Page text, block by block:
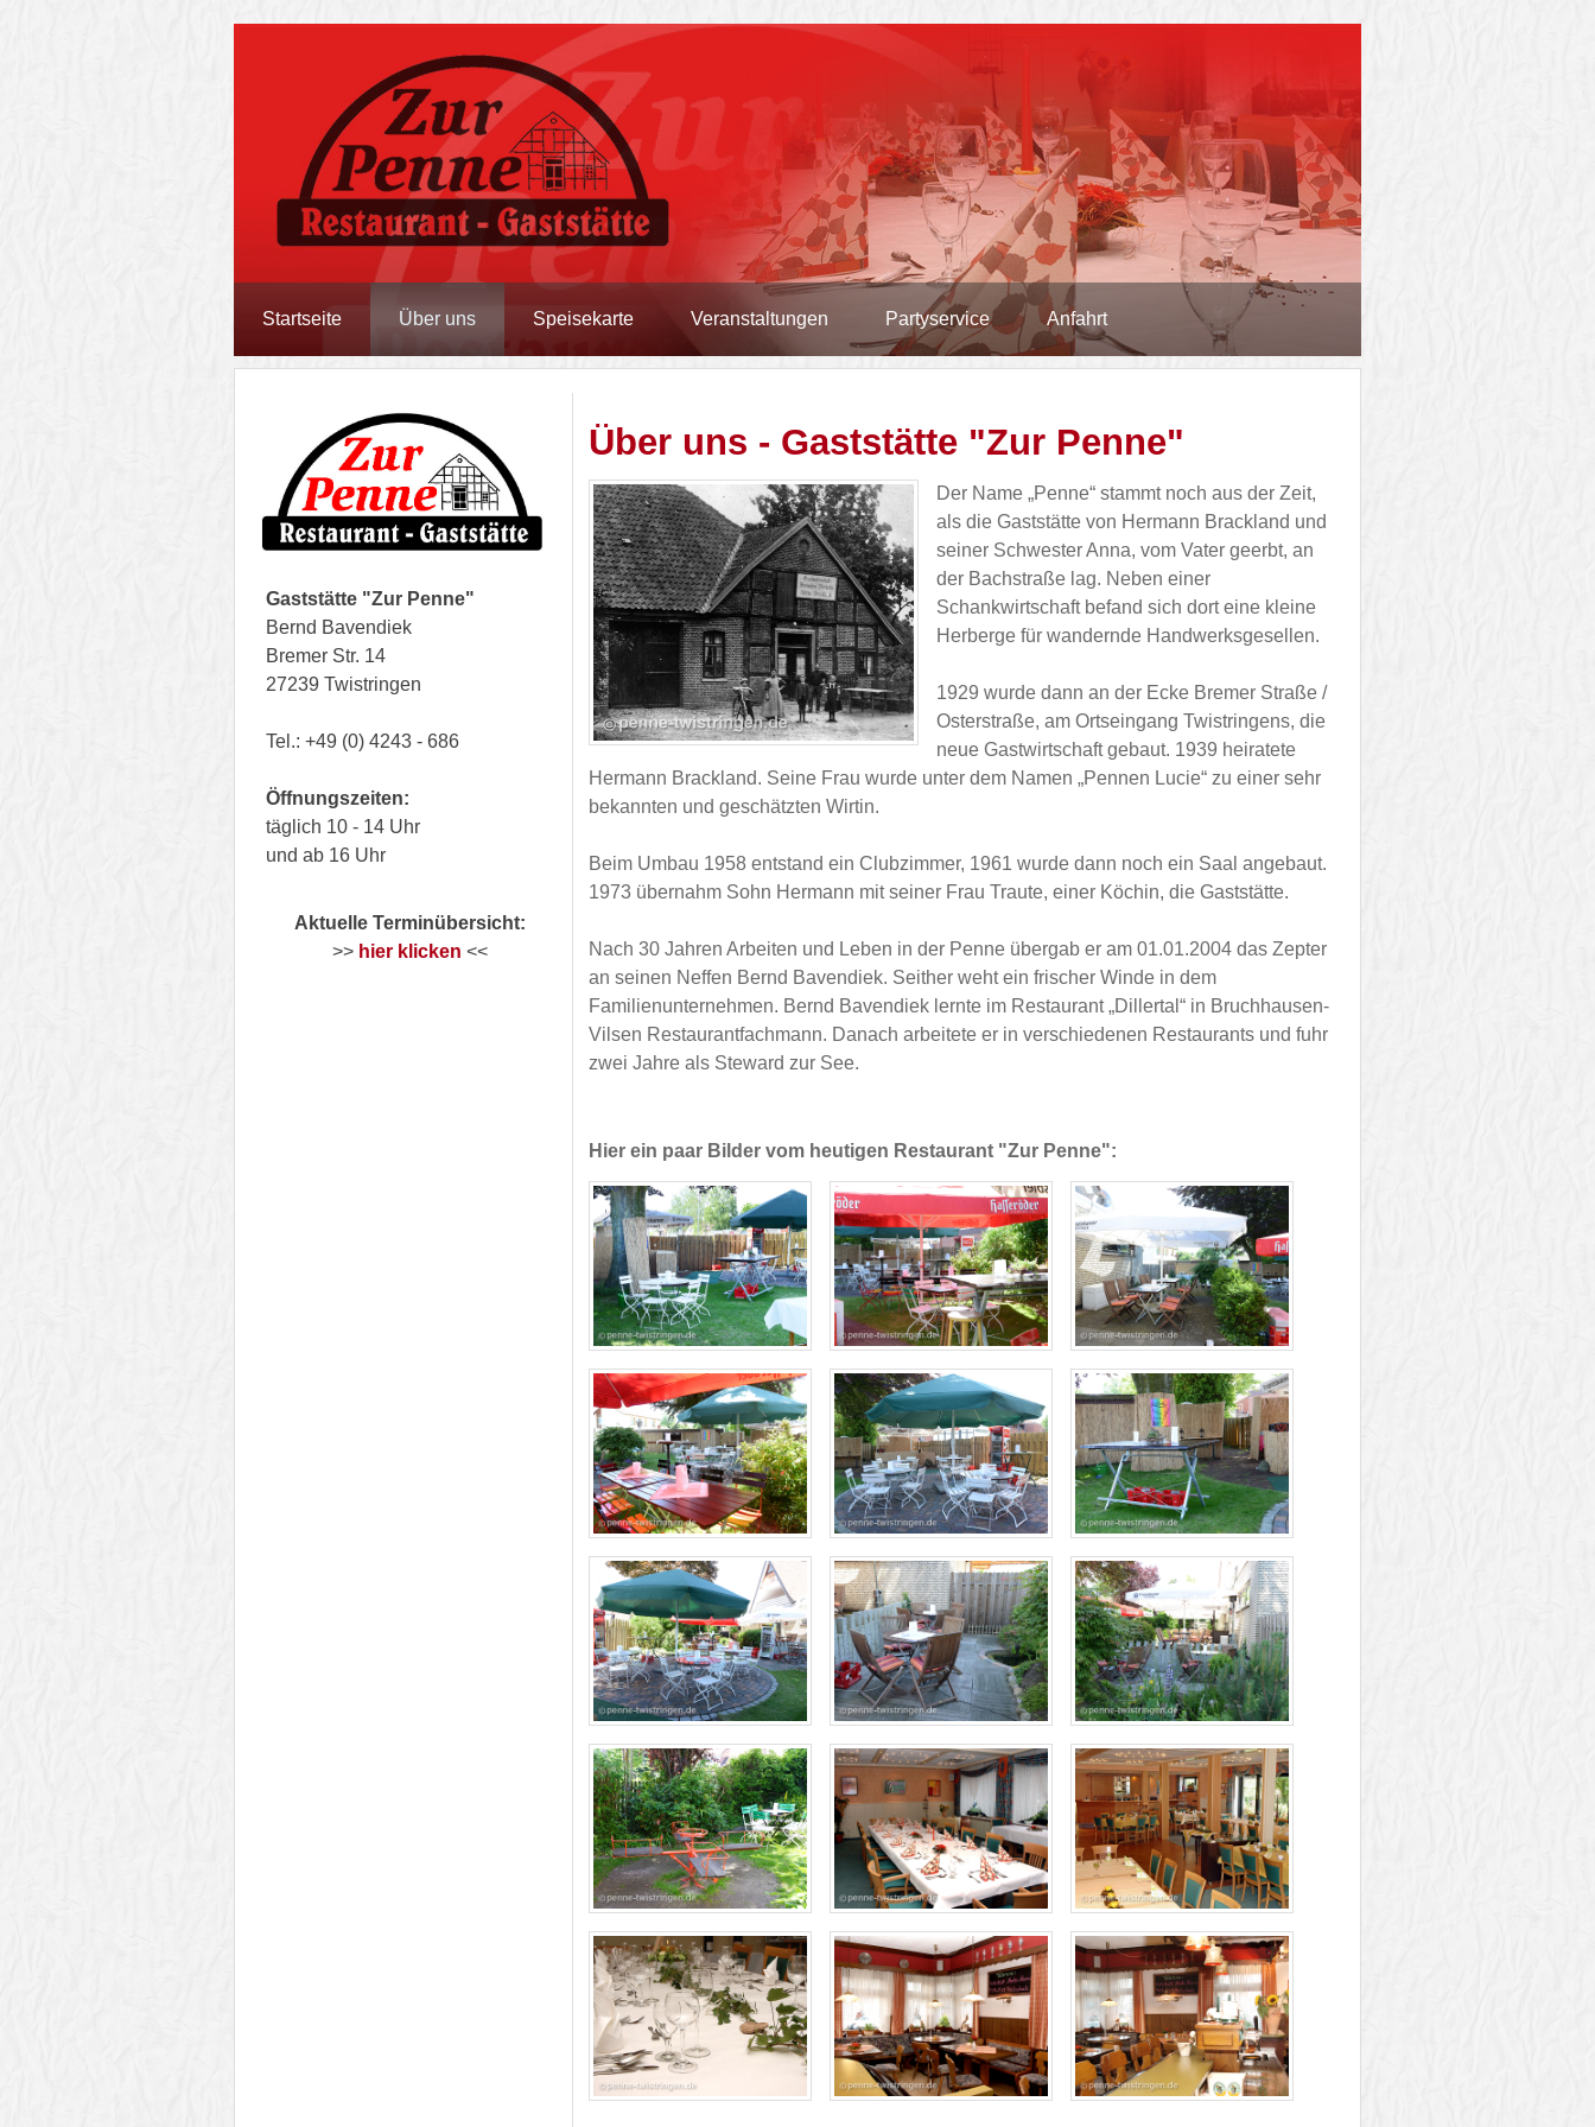
Startseite Über uns Speisekarte Veranstaltungen Partyservice Anfahrt
Gaststätte "Zur Penne"
Bernd Bavendiek
Bremer Str. 14
27239 Twistringen
Tel.: +49 (0) 4243 - 686
Öffnungszeiten:
täglich 10 - 14 Uhr
und ab 16 Uhr
Aktuelle Terminübersicht:
>> hier klicken <<
Über uns - Gaststätte "Zur Penne"
Der Name „Penne“ stammt noch aus der Zeit,
als die Gaststätte von Hermann Brackland und
seiner Schwester Anna, vom Vater geerbt, an
der Bachstraße lag. Neben einer
Schankwirtschaft befand sich dort eine kleine
Herberge für wandernde Handwerksgesellen.
1929 wurde dann an der Ecke Bremer Straße /
Osterstraße, am Ortseingang Twistringens, die
neue Gastwirtschaft gebaut. 1939 heiratete
Hermann Brackland. Seine Frau wurde unter dem Namen „Pennen Lucie“ zu einer sehr
bekannten und geschätzten Wirtin.
Beim Umbau 1958 entstand ein Clubzimmer, 1961 wurde dann noch ein Saal angebaut.
1973 übernahm Sohn Hermann mit seiner Frau Traute, einer Köchin, die Gaststätte.
Nach 30 Jahren Arbeiten und Leben in der Penne übergab er am 01.01.2004 das Zepter
an seinen Neffen Bernd Bavendiek. Seither weht ein frischer Winde in dem
Familienunternehmen. Bernd Bavendiek lernte im Restaurant „Dillertal“ in Bruchhausen-
Vilsen Restaurantfachmann. Danach arbeitete er in verschiedenen Restaurants und fuhr
zwei Jahre als Steward zur See.
Hier ein paar Bilder vom heutigen Restaurant "Zur Penne":